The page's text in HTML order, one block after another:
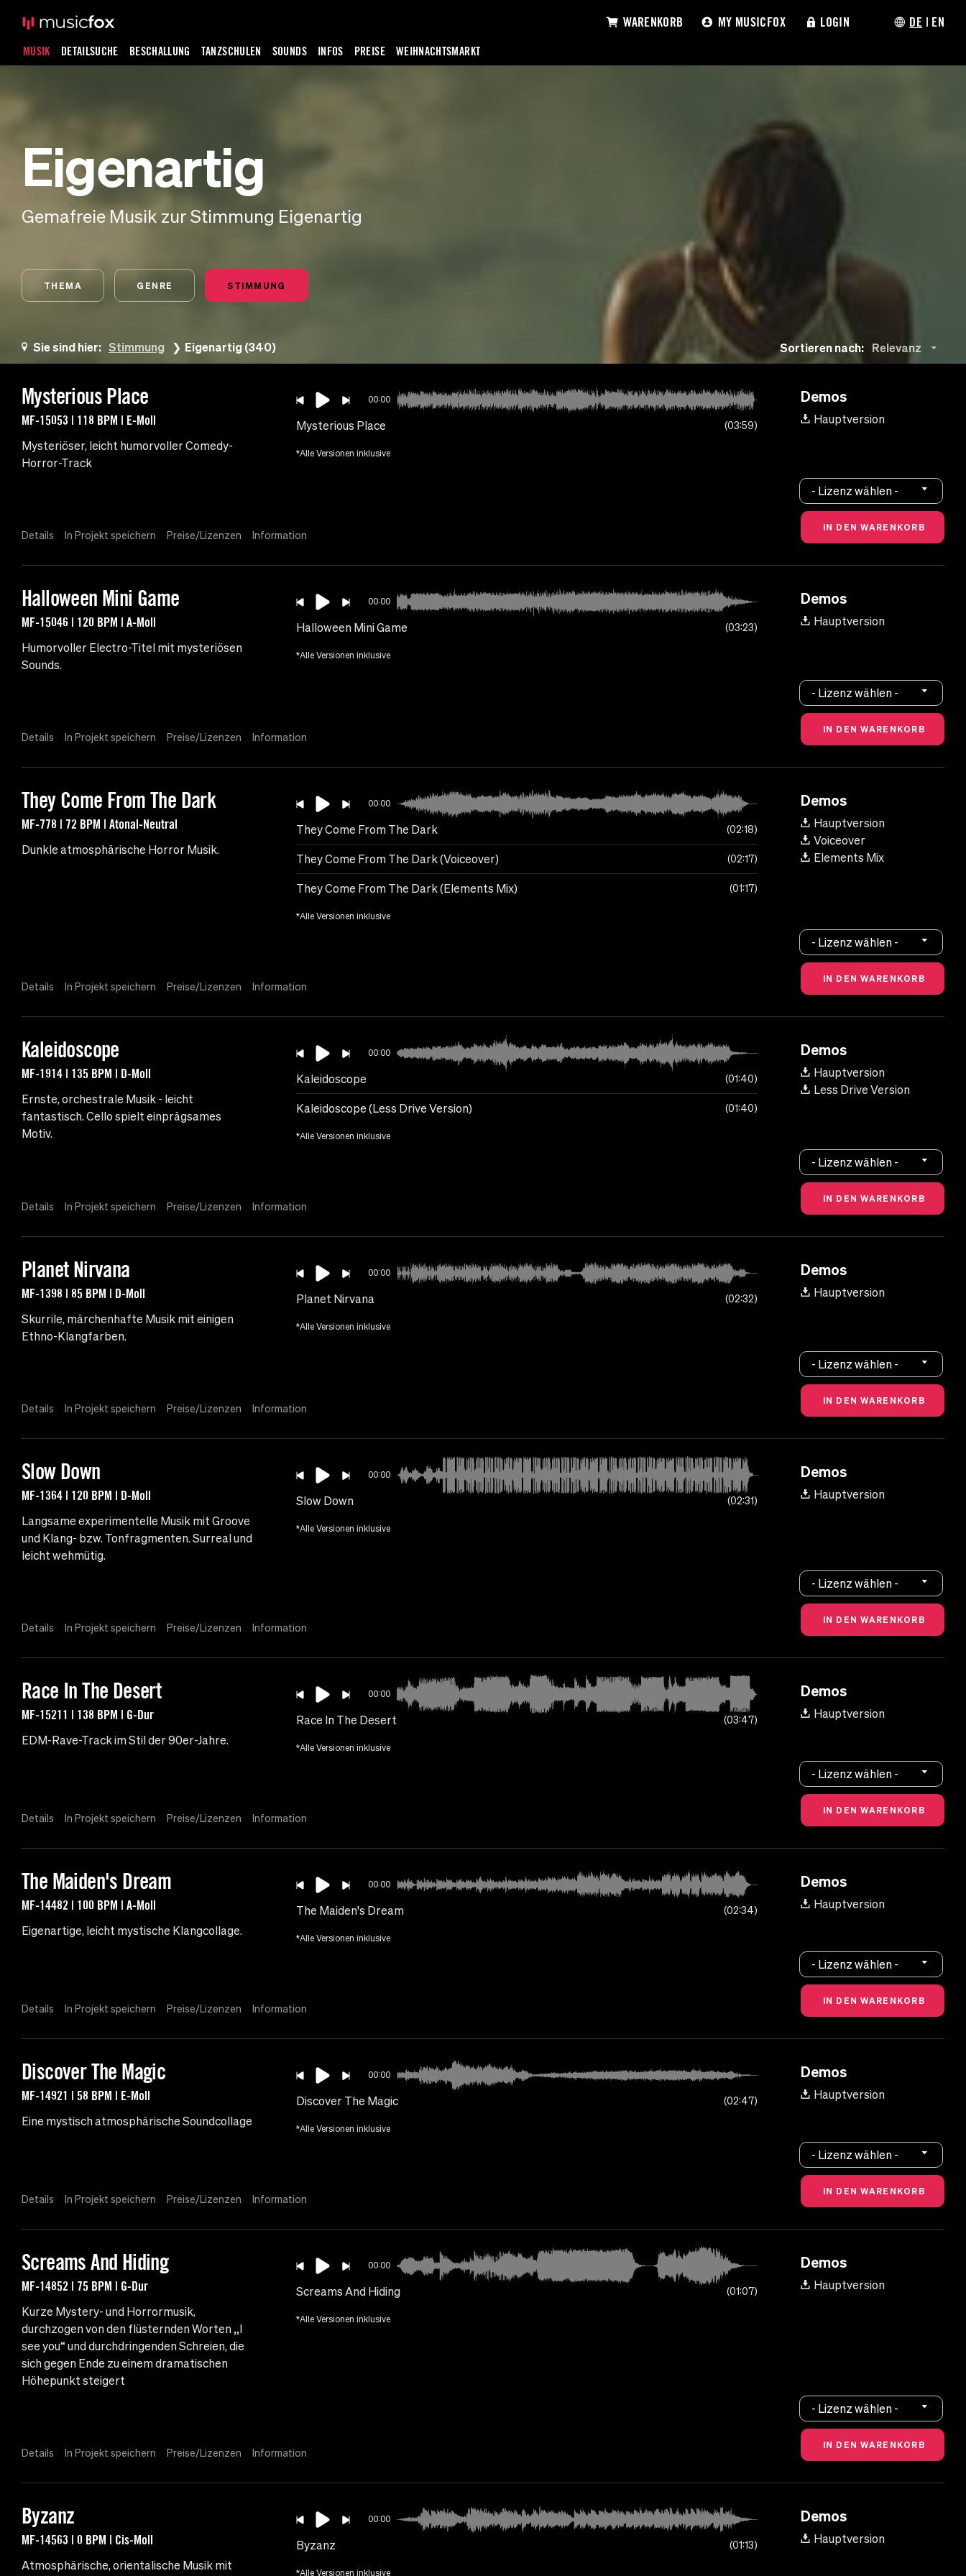
MUSIK DETAILSUCHE BESCHALLUNG TANZSCHULEN SOUNDS INFOS PREISE WEIHNACHTSMARKT
WARENKORB MY MUSICFOX LOGIN DE | EN
Eigenartig
Gemafreie Musik zur Stimmung Eigenartig
THEMA GENRE STIMMUNG
Sie sind hier: Stimmung Eigenartig (340) Sortieren nach: Relevanz
Mysterious Place
MF-15053 | 118 BPM | E-Moll
Mysteriöser, leicht humorvoller Comedy-
Horror-Track
00:00
Mysterious Place 03:59
*Alle Versionen inklusive
Demos
Hauptversion
Details In Projekt speichern Preise/Lizenzen Information
- Lizenz wählen -
Halloween Mini Game
MF-15046 | 120 BPM | A-Moll
Humorvoller Electro-Titel mit mysteriösen
Sounds.
00:00
Halloween Mini Game 03:23
*Alle Versionen inklusive
Demos
Hauptversion
Details In Projekt speichern Preise/Lizenzen Information
- Lizenz wählen -
They Come From The Dark
MF-778 | 72 BPM | Atonal-Neutral
Dunkle atmosphärische Horror Musik.
00:00
They Come From The Dark 02:18
They Come From The Dark (Voiceover) 02:17
They Come From The Dark (Elements Mix) 01:17
*Alle Versionen inklusive
Demos
Hauptversion
Voiceover
Elements Mix
Details In Projekt speichern Preise/Lizenzen Information
- Lizenz wählen -
Kaleidoscope
MF-1914 | 135 BPM | D-Moll
Ernste, orchestrale Musik - leicht
fantastisch. Cello spielt einprägsames
Motiv.
00:00
Kaleidoscope 01:40
Kaleidoscope (Less Drive Version) 01:40
*Alle Versionen inklusive
Demos
Hauptversion
Less Drive Version
Details In Projekt speichern Preise/Lizenzen Information
- Lizenz wählen -
Planet Nirvana
MF-1398 | 85 BPM | D-Moll
Skurrile, märchenhafte Musik mit einigen
Ethno-Klangfarben.
00:00
Planet Nirvana 02:32
*Alle Versionen inklusive
Demos
Hauptversion
Details In Projekt speichern Preise/Lizenzen Information
- Lizenz wählen -
Slow Down
MF-1364 | 120 BPM | D-Moll
Langsame experimentelle Musik mit Groove
und Klang- bzw. Tonfragmenten. Surreal und
leicht wehmütig.
00:00
Slow Down 02:31
*Alle Versionen inklusive
Demos
Hauptversion
Details In Projekt speichern Preise/Lizenzen Information
- Lizenz wählen -
Race In The Desert
MF-15211 | 138 BPM | G-Dur
EDM-Rave-Track im Stil der 90er-Jahre.
00:00
Race In The Desert 03:47
*Alle Versionen inklusive
Demos
Hauptversion
Details In Projekt speichern Preise/Lizenzen Information
- Lizenz wählen -
The Maiden's Dream
MF-14482 | 100 BPM | A-Moll
Eigenartige, leicht mystische Klangcollage.
00:00
The Maiden's Dream 02:34
*Alle Versionen inklusive
Demos
Hauptversion
Details In Projekt speichern Preise/Lizenzen Information
- Lizenz wählen -
Discover The Magic
MF-14921 | 58 BPM | E-Moll
Eine mystisch atmosphärische Soundcollage
00:00
Discover The Magic 02:47
*Alle Versionen inklusive
Demos
Hauptversion
Details In Projekt speichern Preise/Lizenzen Information
- Lizenz wählen -
Screams And Hiding
MF-14852 | 75 BPM | G-Dur
Kurze Mystery- und Horrormusik,
durchzogen von den flüsternden Worten „I
see you“ und durchdringenden Schreien, die
sich gegen Ende zu einem dramatischen
Höhepunkt steigert
00:00
Screams And Hiding 01:07
*Alle Versionen inklusive
Demos
Hauptversion
Details In Projekt speichern Preise/Lizenzen Information
- Lizenz wählen -
Byzanz
MF-14563 | 0 BPM | Cis-Moll
Atmosphärische, orientalische Musik mit
00:00
Byzanz 01:13
*Alle Versionen inklusive
Demos
Hauptversion